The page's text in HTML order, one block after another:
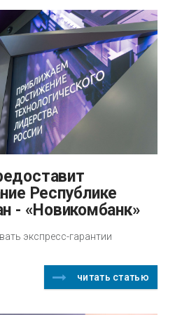
Республике
- «Новикомбанк»
экспресс-гарантии
читать статью